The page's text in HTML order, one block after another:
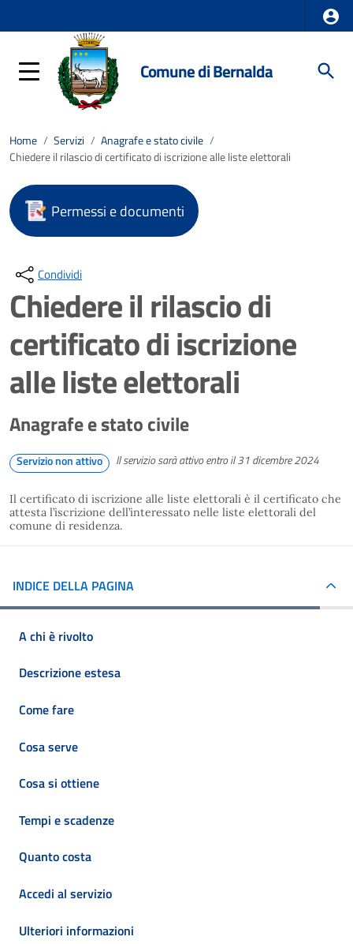
Comune di Bernalda
Home / Servizi / Anagrafe e stato civile /
Chiedere il rilascio di certificato di iscrizione alle liste elettorali
Permessi e documenti
Condividi
Chiedere il rilascio di
certificato di iscrizione
alle liste elettorali
Anagrafe e stato civile
Servizio non attivo Il servizio sarà attivo entro il 31 dicembre 2024
Il certificato di iscrizione alle liste elettorali è il certificato che
attesta l’iscrizione dell’interessato nelle liste elettorali del
comune di residenza.
INDICE DELLA PAGINA
A chi è rivolto
Descrizione estesa
Come fare
Cosa serve
Cosa si ottiene
Tempi e scadenze
Quanto costa
Accedi al servizio
Ulteriori informazioni